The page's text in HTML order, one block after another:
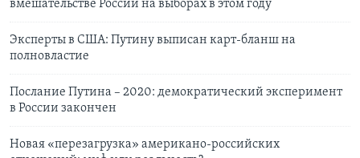
вмешательстве России на выборах в этом году
Эксперты в США: Путину выписан карт-бланш на
полновластие
Послание Путина – 2020: демократический эксперимент
в России закончен
Новая «перезагрузка» американо-российских